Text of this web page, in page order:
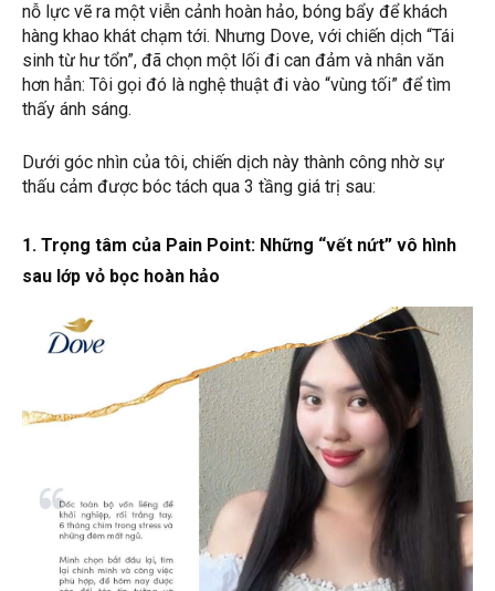
nỗ lực vẽ ra một viễn cảnh hoàn hảo, bóng bẩy để khách
hàng khao khát chạm tới. Nhưng Dove, với chiến dịch “Tái
sinh từ hư tổn”, đã chọn một lối đi can đảm và nhân văn
hơn hẳn: Tôi gọi đó là nghệ thuật đi vào “vùng tối” để tìm
thấy ánh sáng.
Dưới góc nhìn của tôi, chiến dịch này thành công nhờ sự
thấu cảm được bóc tách qua 3 tầng giá trị sau:
1. Trọng tâm của Pain Point: Những “vết nứt” vô hình
sau lớp vỏ bọc hoàn hảo